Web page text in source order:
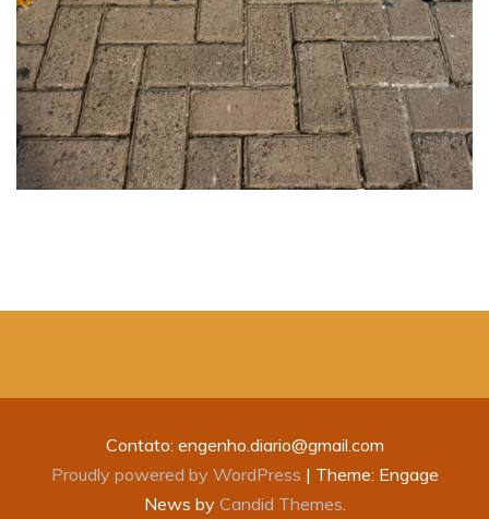
Contato: engenho.diario@gmail.com
Proudly powered by WordPress | Theme: Engage
News by Candid Themes.